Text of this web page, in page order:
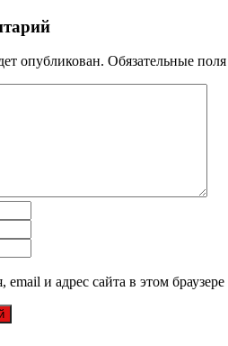
опубликован. Обязательные
email и адрес сайта в этом